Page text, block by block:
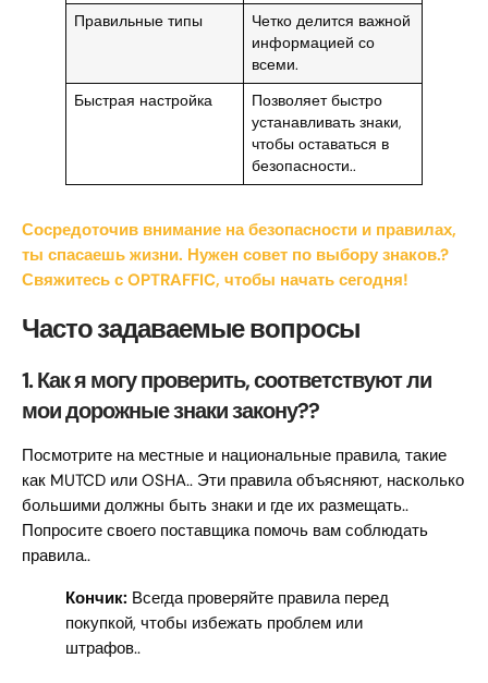
Правильные типы
Четко делится важной
информацией со
всеми.
Быстрая настройка
Позволяет быстро
устанавливать знаки,
чтобы оставаться в
безопасности..
Сосредоточив внимание на безопасности и правилах,
ты спасаешь жизни. Нужен совет по выбору знаков.?
Свяжитесь с OPTRAFFIC, чтобы начать сегодня!
Часто задаваемые вопросы
1. Как я могу проверить, соответствуют ли
мои дорожные знаки закону??
Посмотрите на местные и национальные правила, такие
как MUTCD или OSHA.. Эти правила объясняют, насколько
большими должны быть знаки и где их размещать..
Попросите своего поставщика помочь вам соблюдать
правила..
Кончик: Всегда проверяйте правила перед
покупкой, чтобы избежать проблем или
штрафов..